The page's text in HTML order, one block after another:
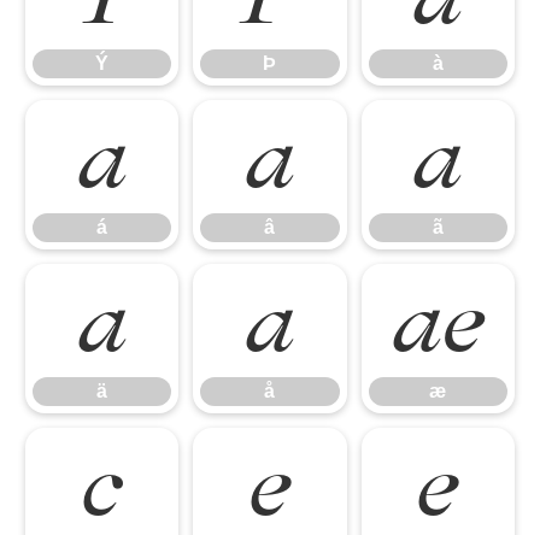
Ý Þ à
á
á
â
â
ã
ã
ä
ä
å
å
æ
æ
ç è é